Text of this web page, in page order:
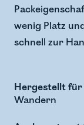
wenig Platz
schnell zur
Hergestellt für
Wandern